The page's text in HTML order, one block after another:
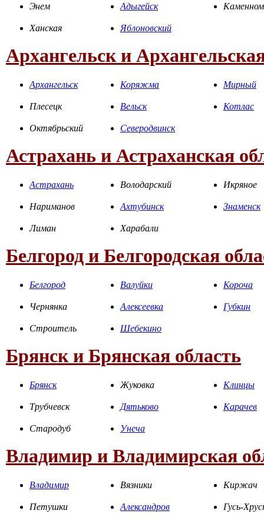
Энем Адыгейск
Ханская Яблоновский
Архангельск и
Архангельск Коряжма Мирный
Плесецк Вельск Котлас
Октябрьский Северодвинск
Астрахань и Астраханская
Астрахань Володарский Икряное
Нариманов Ахтубинск Знаменск
Лиман Харабали
Белгород и Белгородская
Белгород Валуйки Короча
Чернянка Алексеевка Губкин
Строитель Шебекино
Брянск и Брянская область
Брянск Жуковка Клинцы
Трубчевск Дятьково Карачев
Стародуб Унеча
Владимир и Владимирская
Владимир Вязники Киржач
Петушки Александров Гусь-